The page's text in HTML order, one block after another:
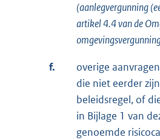
(aanlegvergunning
artikel 4.4 van de
f.
overige
die niet eerder
beleidsregel, of
in Bijlage 1 van
genoemde